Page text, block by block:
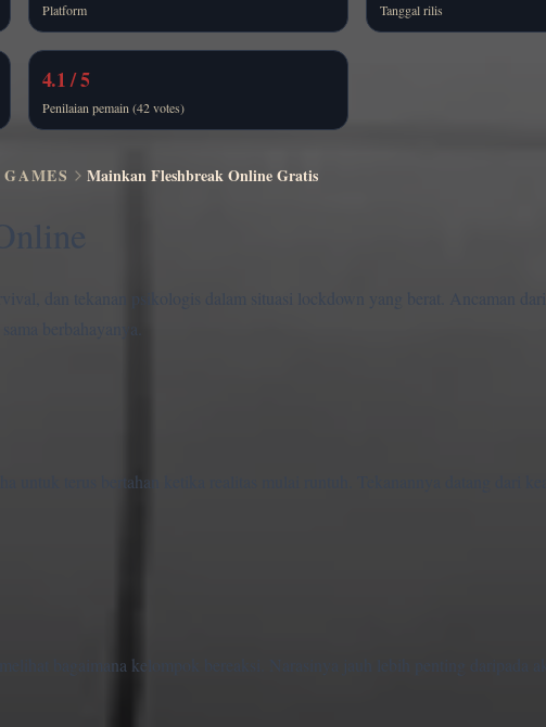
Platform Tanggal rilis
4.1 / 5
Penilaian pemain (42 votes)
Mainkan Fleshbreak Online Gratis
dan tekanan psikologis dalam situasi lockdown yang berat. Ancaman
berbahayanya.
untuk terus bertahan ketika realitas mulai runtuh. Tekanannya datang dari
bagaimana kelompok bereaksi. Narasinya jauh lebih penting daripada